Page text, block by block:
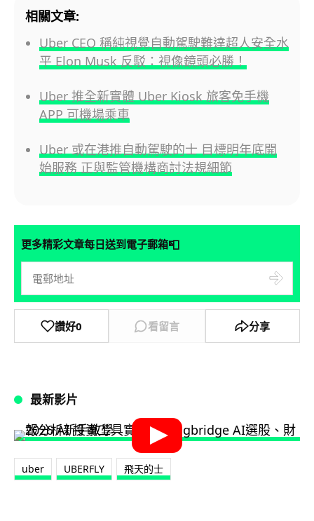
相關文章:
Uber CEO 稱純視覺自動駕駛難達超人安全水
平 Elon Musk 反駁：視像鏡頭必勝！
Uber 推全新實體 Uber Kiosk 旅客免手機
APP 可機場乘車
Uber 或在港推自動駕駛的士 目標明年底開
始服務 正與監管機構商討法規細節
更多精彩文章每日送到電子郵箱📮
讚好0 看留言 分享
最新影片
uber UBERFLY 飛天的士